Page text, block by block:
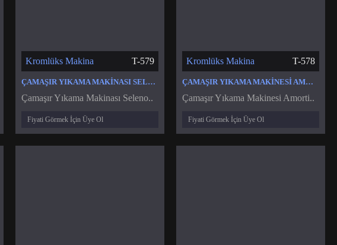
Kromlüks Makina T-579
ÇAMAŞIR YIKAMA MAKINASI SELENOID VALF VENTIL
Çamaşır Yıkama Makinası Seleno..
Fiyati Görmek İçin Üye Ol
Kromlüks Makina T-578
ÇAMAŞIR YIKAMA MAKINESI AMORTISÖR
Çamaşır Yıkama Makinesi Amorti..
Fiyati Görmek İçin Üye Ol